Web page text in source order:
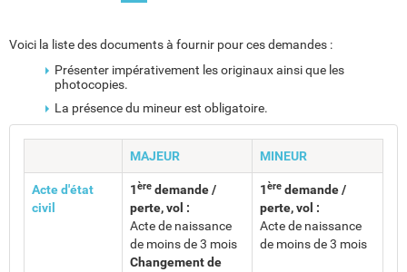
Voici la liste des documents à fournir pour ces demandes :
Présenter impérativement les originaux ainsi que les
photocopies.
La présence du mineur est obligatoire.
MAJEUR MINEUR
Acte d'état
civil
1ère demande /
perte, vol :
Acte de naissance
de moins de 3 mois
Changement de
1ère demande /
perte, vol :
Acte de naissance
de moins de 3 mois